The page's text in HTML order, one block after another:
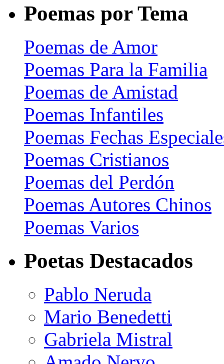
Poemas por Tema
Poemas de Amor
Poemas Para la Familia
Poemas de Amistad
Poemas Infantiles
Poemas Fechas
Poemas Cristianos
Poemas del Perdón
Poemas Autores Chinos
Poemas Varios
Poetas Destacados
Pablo Neruda
Mario Benedetti
Gabriela Mistral